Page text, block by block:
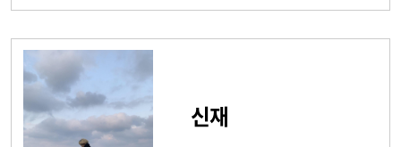
치며 걍
신재